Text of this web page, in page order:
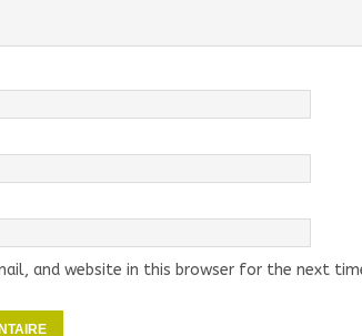
and website in this browser for the next